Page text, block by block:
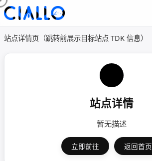
站点详情页（跳转前展示目标站点 TDK 信息）
站点详情
暂无描述
立即前往 返回首页